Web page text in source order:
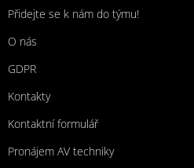
Přidejte se k nám do týmu!
O nás
GDPR
Kontakty
Kontaktní formulář
Pronájem AV techniky